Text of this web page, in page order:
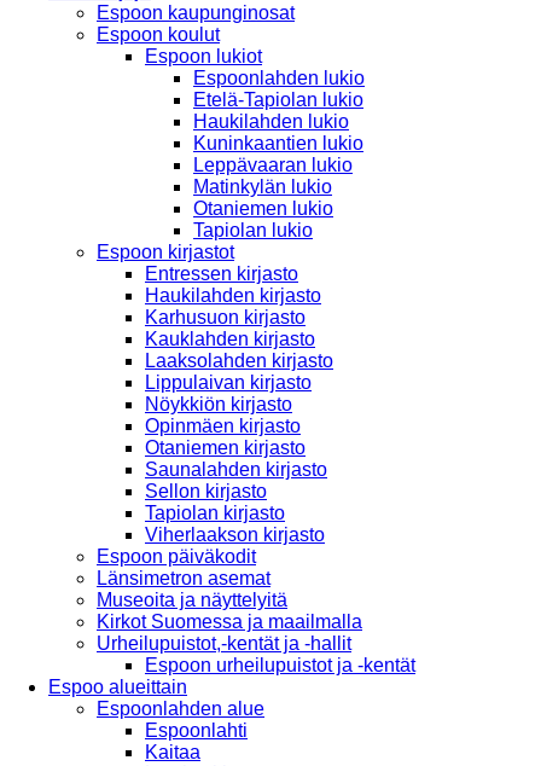
Espoon kaupunginosat
Espoon koulut
Espoon lukiot
Espoonlahden lukio
Etelä-Tapiolan lukio
Haukilahden lukio
Kuninkaantien lukio
Leppävaaran lukio
Matinkylän lukio
Otaniemen lukio
Tapiolan lukio
Espoon kirjastot
Entressen kirjasto
Haukilahden kirjasto
Karhusuon kirjasto
Kauklahden kirjasto
Laaksolahden kirjasto
Lippulaivan kirjasto
Nöykkiön kirjasto
Opinmäen kirjasto
Otaniemen kirjasto
Saunalahden kirjasto
Sellon kirjasto
Tapiolan kirjasto
Viherlaakson kirjasto
Espoon päiväkodit
Länsimetron asemat
Museoita ja näyttelyitä
Kirkot Suomessa ja maailmalla
Urheilupuistot,-kentät ja -hallit
Espoon urheilupuistot ja -kentät
Espoo alueittain
Espoonlahden alue
Espoonlahti
Kaitaa